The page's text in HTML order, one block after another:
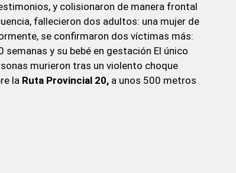
y colisionaron de manera frontal
fallecieron dos adultos: una mujer de
se confirmaron dos víctimas más:
y su bebé en gestación El único
murieron tras un violento choque
la Ruta Provincial 20, a unos 500 metros